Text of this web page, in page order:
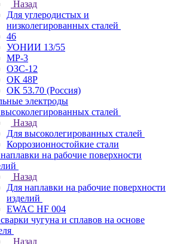
Назад
Для углеродистых и
низколегированных сталей
46
УОНИИ 13/55
МР-3
ОЗС-12
ОК 48Р
ОК 53.70 (Россия)
электроды
сталей
Назад
Для высоколегированных сталей
Коррозионностойкие стали
на рабочие поверхности
Назад
Для наплавки на рабочие поверхности
изделий
EWAC HF 004
чугуна и сплавов на основе
Назад